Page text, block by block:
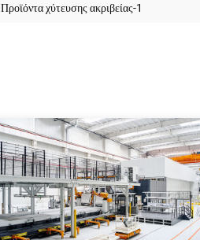
Προϊόντα χύτευσης ακριβείας-1